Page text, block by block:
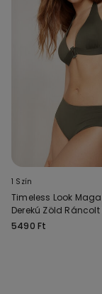
1 Szín
Timeless Look
Derekú Zöld Ráncolt
Alsó
5490 Ft